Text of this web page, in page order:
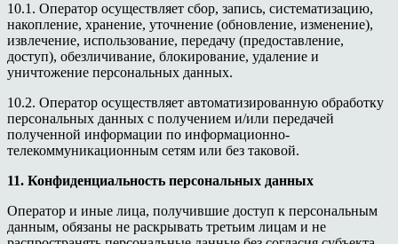
10.1. Оператор осуществляет сбор, запись, систематизацию,
накопление, хранение, уточнение (обновление, изменение),
извлечение, использование, передачу (предоставление,
доступ), обезличивание, блокирование, удаление и
уничтожение персональных данных.
10.2. Оператор осуществляет автоматизированную обработку
персональных данных с получением и/или передачей
полученной информации по информационно-
телекоммуникационным сетям или без таковой.
11. Конфиденциальность персональных данных
Оператор и иные лица, получившие доступ к персональным
данным, обязаны не раскрывать третьим лицам и не